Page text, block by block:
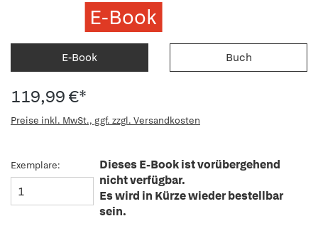
E-Book
E-Book Buch
119,99 €*
Preise inkl. MwSt., ggf. zzgl. Versandkosten
Exemplare:
Dieses E-Book ist vorübergehend
nicht verfügbar.
Es wird in Kürze wieder bestellbar
sein.